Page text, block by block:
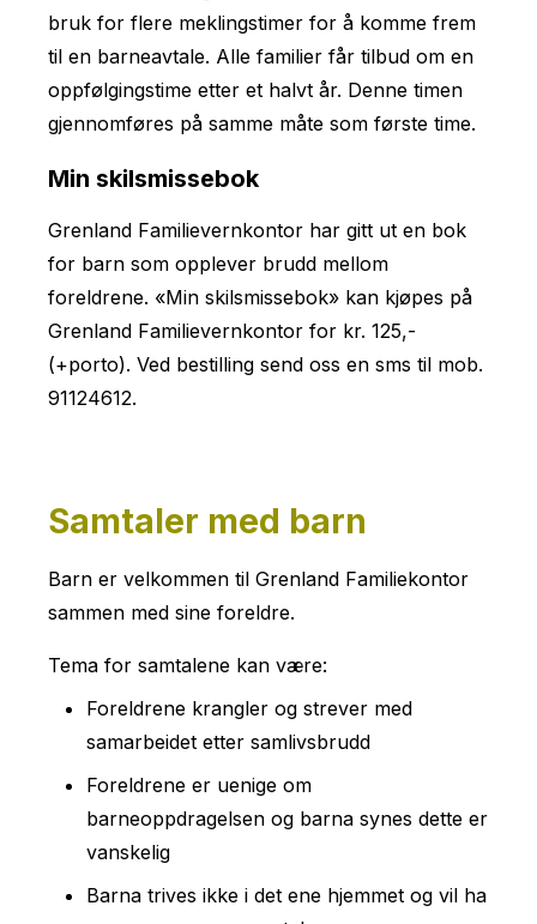
bruk for flere meklingstimer for å komme frem
til en barneavtale. Alle familier får tilbud om en
oppfølgingstime etter et halvt år. Denne timen
gjennomføres på samme måte som første time.
Min skilsmissebok
Grenland Familievernkontor har gitt ut en bok
for barn som opplever brudd mellom
foreldrene. «Min skilsmissebok» kan kjøpes på
Grenland Familievernkontor for kr. 125,-
(+porto). Ved bestilling send oss en sms til mob.
91124612.
Samtaler med barn
Barn er velkommen til Grenland Familiekontor
sammen med sine foreldre.
Tema for samtalene kan være:
Foreldrene krangler og strever med
samarbeidet etter samlivsbrudd
Foreldrene er uenige om
barneoppdragelsen og barna synes dette er
vanskelig
Barna trives ikke i det ene hjemmet og vil ha